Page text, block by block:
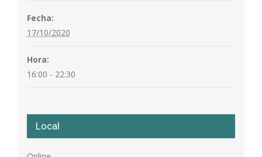
Fecha:
17/10/2020
Hora:
16:00 - 22:30
Local